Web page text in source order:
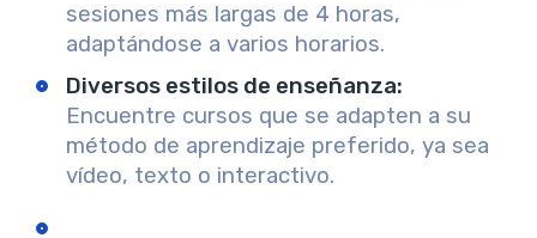
sesiones más largas de 4 horas,
adaptándose a varios horarios.
Diversos estilos de enseñanza:
Encuentre cursos que se adapten a su
método de aprendizaje preferido, ya sea
vídeo, texto o interactivo.